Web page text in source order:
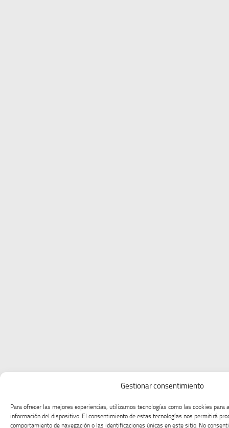
Gestionar consentimiento
Para ofrecer las mejores experiencias, utilizamos tecnologías como las cookies para
información del dispositivo. El consentimiento de estas tecnologías nos permitirá
comportamiento de navegación o las identificaciones únicas en este sitio. No